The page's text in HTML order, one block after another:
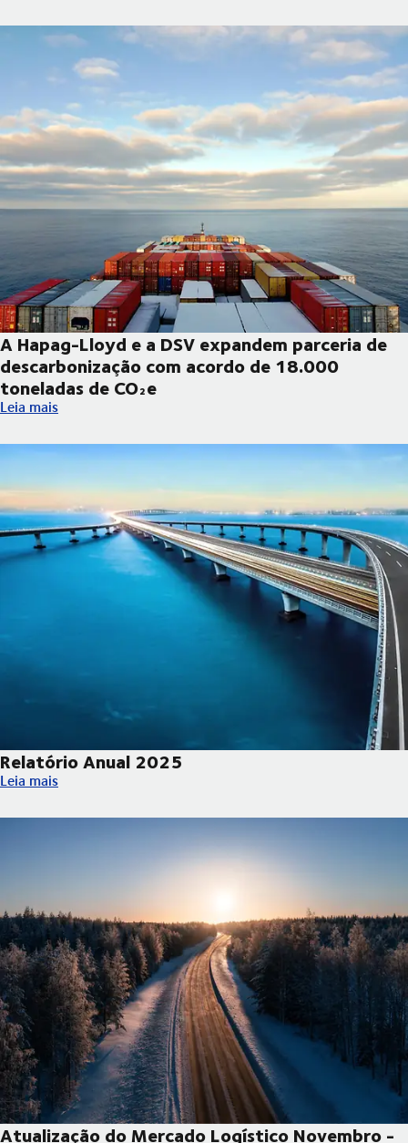
A Hapag-Lloyd e a DSV expandem parceria de
descarbonização com acordo de 18.000
toneladas de CO₂e
A Hapag-Lloyd e a DSV expandem parceria de
Leia mais
Relatório Anual 2025
Relatório Anual 2025
Leia mais
Atualização do Mercado Logístico Novembro -